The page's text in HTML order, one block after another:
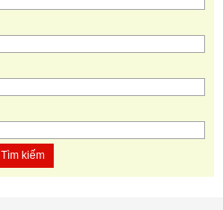
Tìm kiếm